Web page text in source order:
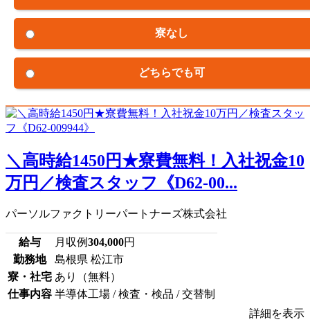
寮なし
どちらでも可
＼高時給1450円★寮費無料！入社祝金10
万円／検査スタッフ《D62-00...
パーソルファクトリーパートナーズ株式会社
給与 月収例304,000円
勤務地
島根県 松江市
寮・社宅 あり（無料）
仕事内容 半導体工場 / 検査・検品 / 交替制
詳細を表示